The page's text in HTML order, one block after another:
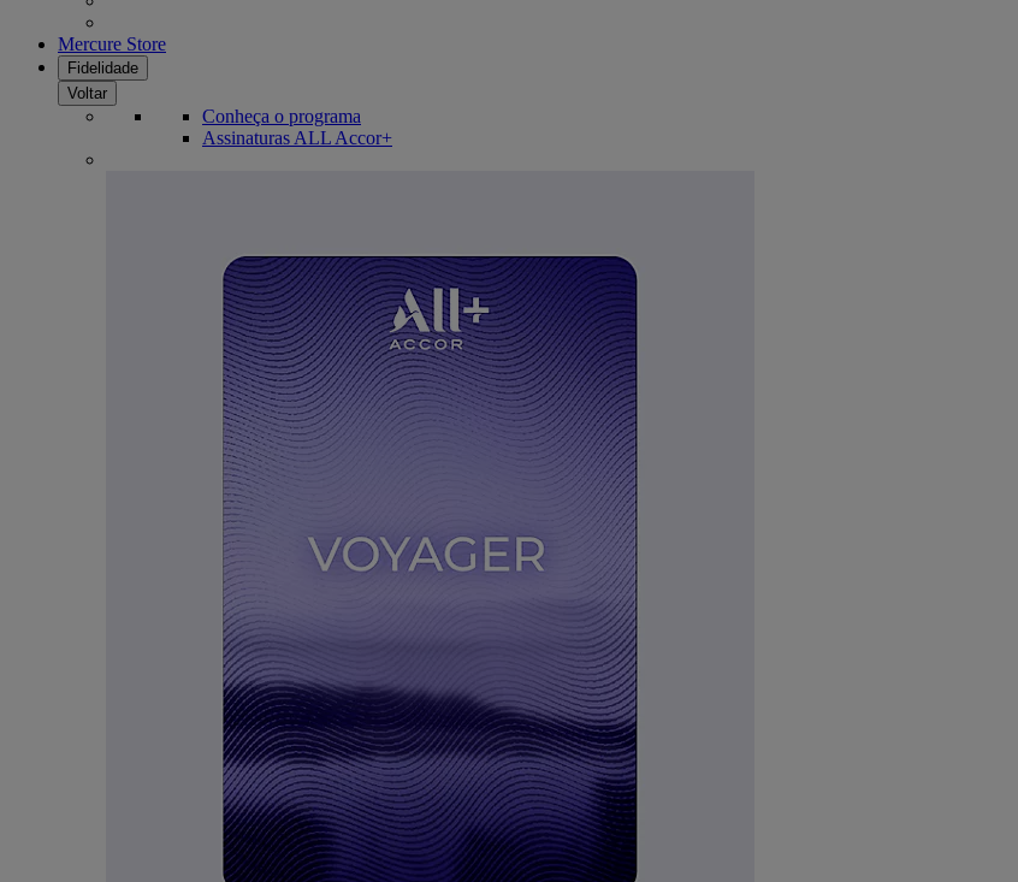
Mercure Store
Fidelidade
Voltar
Conheça o programa
Assinaturas ALL Accor+